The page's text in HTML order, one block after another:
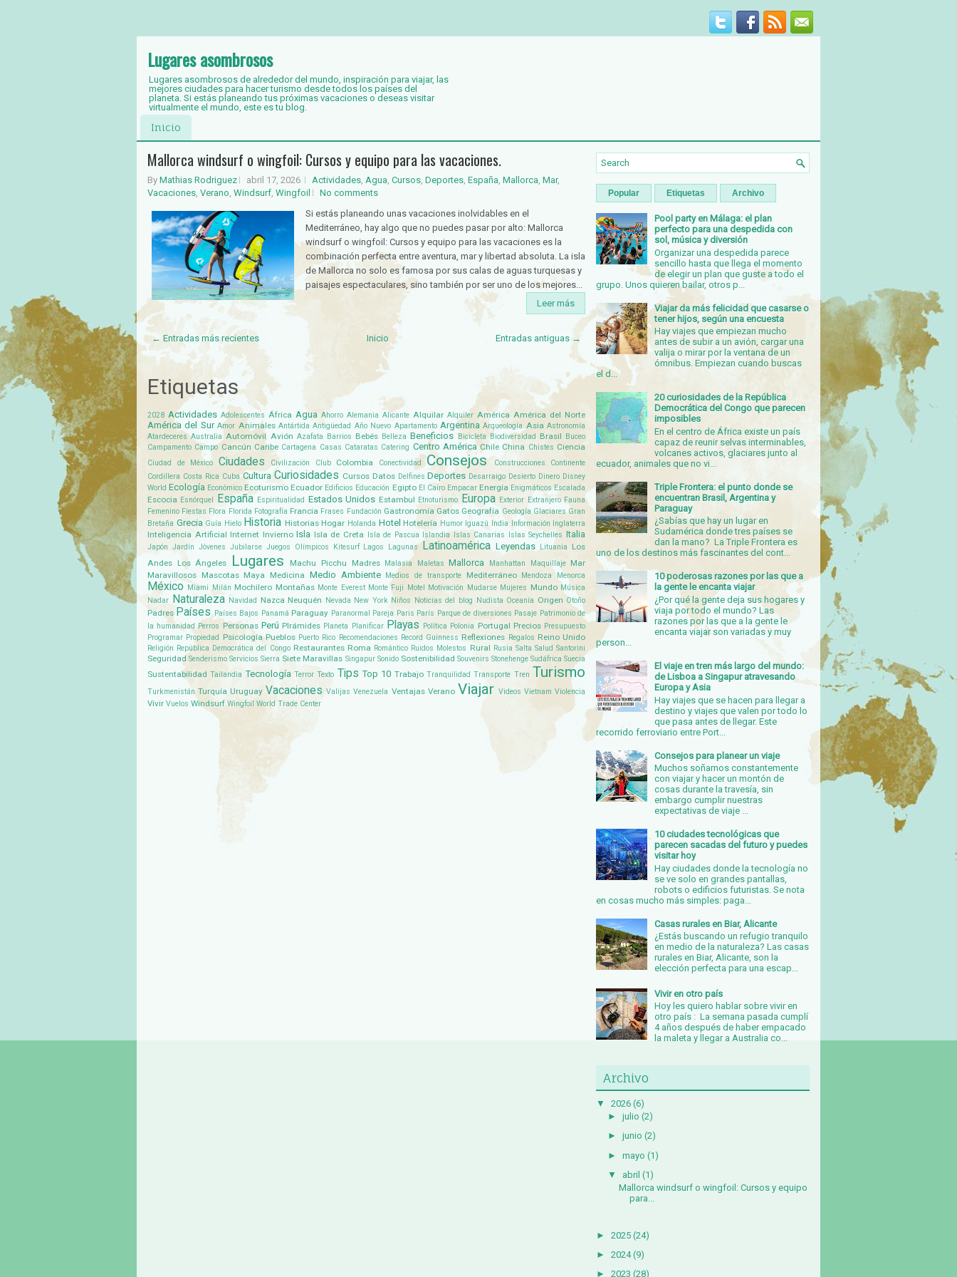
Lugares asombrosos
Lugares asombrosos de alrededor del mundo, inspiración para viajar, las
mejores ciudades para hacer turismo desde todos los países del
planeta. Si estás planeando tus próximas vacaciones o deseas visitar
virtualmente el mundo, este es tu blog.
Inicio
Mallorca windsurf o wingfoil: Cursos y equipo para las vacaciones.
By Mathias Rodriguez abril 17, 2026 Actividades, Agua, Cursos, Deportes, España, Mallorca, Mar,
Vacaciones, Verano, Windsurf, Wingfoil
No comments
Si estás planeando unas vacaciones inolvidables en el
Mediterráneo, hay algo que no puedes pasar por alto: Mallorca
windsurf o wingfoil: Cursos y equipo para las vacaciones es la
combinación perfecta entre aventura, mar y libertad absoluta. La isla
de Mallorca no solo es famosa por sus calas de aguas turquesas y
paisajes espectaculares, sino también por ser uno de los mejores...
Leer más
← Entradas más recientes Entradas antiguas →
Inicio
Etiquetas
2028 Actividades Adolescentes África Agua Ahorro Alemania Alicante Alquilar Alquiler América América del Norte
América del Sur Amor Animales Antártida Antigüedad Año Nuevo Apartamento Argentina Arqueología Asia Astronomía
Atardeceres Australia Automóvil Avión Azafata Barrios Bebés Belleza Beneficios Bicicleta Biodiversidad Brasil Buceo
Campamento Campo Cancún Caribe Cartagena Casas Cataratas Catering Centro América Chile China Chistes Ciencia
Ciudad de México Ciudades Civilización Club Colombia Conectividad Consejos Construcciones
Continente
Cordillera Costa Rica Cuba Cultura Curiosidades Cursos Datos Delfines Deportes Desarraigo Desierto Dinero Disney
World Ecología Económico Ecoturismo Ecuador Edificios Educación Egipto El Cairo Empacar Energía Enigmáticos Escalada
Escocia Esnórquel España Espiritualidad Estados Unidos Estambul Etnoturismo Europa Exterior Extranjero Fauna
Femenino Fiestas Flora Florida Fotografía Francia Frases Fundación Gastronomía Gatos Geografía Geología Glaciares Gran
Bretaña Grecia Guía Hielo Historia Historias Hogar Holanda Hotel Hotelería Humor Iguazú India Información Inglaterra
Inteligencia Artificial Internet Invierno Isla Isla de Creta Isla de Pascua Islandia Islas Canarias Islas Seychelles Italia
Japón Jardín Jóvenes Jubilarse Juegos Olímpicos Kitesurf Lagos Lagunas Latinoamérica Leyendas Lituania Los
Andes Los Ángeles Lugares Machu Picchu Madres Malasia Maletas Mallorca Manhattan Maquillaje Mar
Maravillosos Mascotas Maya Medicina Medio Ambiente Medios de transporte Mediterráneo Mendoza Menorca
México Miami Milán Mochilero Montañas Monte Everest Monte Fuji Motel Motivación Mudarse Mujeres Mundo Música
Nadar
Naturaleza Navidad Nazca Neuquén Nevada New York Niños Noticias del blog Nudista Oceanía Origen Otoño
Padres Países Países Bajos Panamá Paraguay Paranormal Pareja Paris París Parque de diversiones Pasaje Patrimonio de
la humanidad Perros Personas Perú PIrámides Planeta Planificar Playas Política Polonia Portugal Precios Presupuesto
Programar Propiedad Psicología Pueblos Puerto Rico Recomendaciones Record Guinness Reflexiones Regalos Reino Unido
Religión República Democrática del Congo Restaurantes Roma Romántico Ruidos Molestos Rural Rusia Salta Salud Santorini
Seguridad Senderismo Servicios Sierra Siete Maravillas Singapur Sonido Sostenibilidad Souvenirs Stonehenge Sudáfrica Suecia
Sustentabilidad Tailandia Tecnología Terror Texto Tips Top 10 Trabajo Tranquilidad Transporte Tren Turismo
Turkmenistán Turquía Uruguay Vacaciones Valijas Venezuela Ventajas Verano Viajar Videos Vietnam Violencia
Vivir Vuelos Windsurf Wingfoil World Trade Center
Popular Etiquetas Archivo
Pool party en Málaga: el plan
perfecto para una despedida con
sol, música y diversión
Organizar una despedida parece
sencillo hasta que llega el momento
de elegir un plan que guste a todo el
grupo. Unos quieren bailar, otros p...
Viajar da más felicidad que casarse o
tener hijos, según una encuesta
Hay viajes que empiezan mucho
antes de subir a un avión, cargar una
valija o mirar por la ventana de un
ómnibus. Empiezan cuando buscas
el d...
20 curiosidades de la República
Democrática del Congo que parecen
imposibles
En el centro de África existe un país
capaz de reunir selvas interminables,
volcanes activos, glaciares junto al
ecuador, animales que no vi...
Triple Frontera: el punto donde se
encuentran Brasil, Argentina y
Paraguay
¿Sabías que hay un lugar en
Sudamérica donde tres países se
dan la mano? La Triple Frontera es
uno de los destinos más fascinantes del cont...
10 poderosas razones por las que a
la gente le encanta viajar
¿Por qué la gente deja sus hogares y
viaja por todo el mundo? Las
razones por las que a la gente le
encanta viajar son variadas y muy
person...
El viaje en tren más largo del mundo:
de Lisboa a Singapur atravesando
Europa y Asia
Hay viajes que se hacen para llegar a
destino y viajes que valen por todo lo
que pasa antes de llegar. Este
recorrido ferroviario entre Port...
Consejos para planear un viaje
Muchos soñamos constantemente
con viajar y hacer un montón de
cosas durante la travesía, sin
embargo cumplir nuestras
expectativas de viaje ...
10 ciudades tecnológicas que
parecen sacadas del futuro y puedes
visitar hoy
Hay ciudades donde la tecnología no
se ve solo en grandes pantallas,
robots o edificios futuristas. Se nota
en cosas mucho más simples: paga...
Casas rurales en Biar, Alicante
¿Estás buscando un refugio tranquilo
en medio de la naturaleza? Las casas
rurales en Biar, Alicante, son la
elección perfecta para una escap...
Vivir en otro país
Hoy les quiero hablar sobre vivir en
otro país : La semana pasada cumplí
4 años después de haber empacado
la maleta y llegar a Australia co...
Archivo
▼ 2026 (6)
► julio (2)
► junio (2)
► mayo (1)
▼
abril (1)
Mallorca windsurf o wingfoil: Cursos y equipo
para...
► 2025 (24)
► 2024 (9)
► 2023 (28)